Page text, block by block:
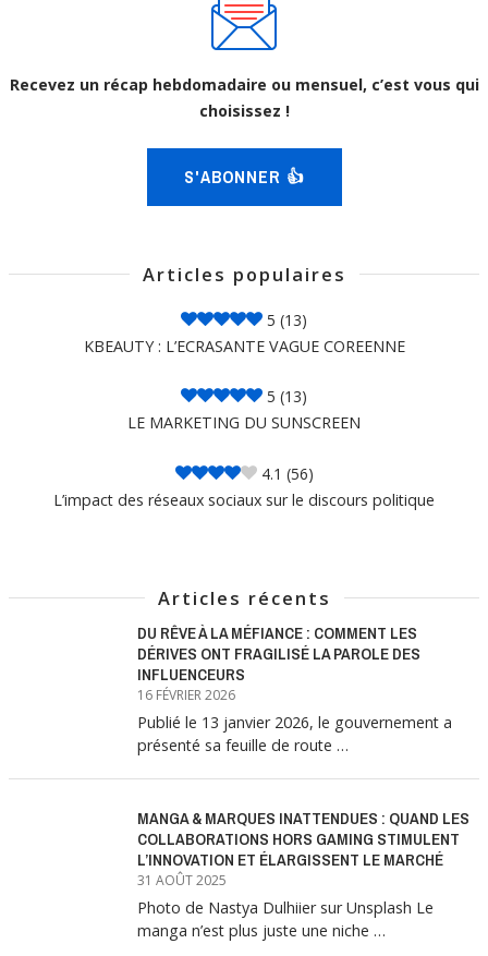
Recevez un récap hebdomadaire ou mensuel, c’est vous qui
choisissez !
S'ABONNER 👍
Articles populaires
5 (13)
KBEAUTY : L’ECRASANTE VAGUE COREENNE
5 (13)
LE MARKETING DU SUNSCREEN
4.1 (56)
L’impact des réseaux sociaux sur le discours politique
Articles récents
DU RÊVE À LA MÉFIANCE : COMMENT LES
DÉRIVES ONT FRAGILISÉ LA PAROLE DES
INFLUENCEURS
16 FÉVRIER 2026
Publié le 13 janvier 2026, le gouvernement a
présenté sa feuille de route …
MANGA & MARQUES INATTENDUES : QUAND LES
COLLABORATIONS HORS GAMING STIMULENT
L’INNOVATION ET ÉLARGISSENT LE MARCHÉ
31 AOÛT 2025
Photo de Nastya Dulhiier sur Unsplash Le
manga n’est plus juste une niche …